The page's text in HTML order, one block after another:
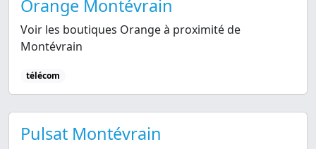
Orange Montévrain
Voir les boutiques Orange à proximité de
Montévrain
télécom
Pulsat Montévrain